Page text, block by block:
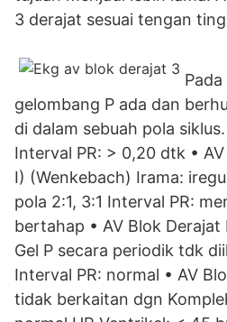
3 derajat sesuai tengan
gelombang P ada dan
di dalam sebuah pola
Interval PR: > 0,20 dtk •
I) (Wenkebach) Irama:
pola 2:1, 3:1 Interval PR:
bertahap • AV Blok
Gel P secara periodik tdk
Interval PR: normal • AV
tidak berkaitan dgn